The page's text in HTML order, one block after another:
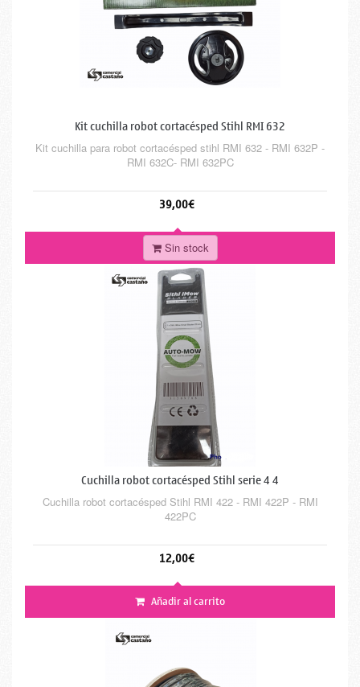
Kit cuchilla robot cortacésped Stihl RMI 632
Kit cuchilla para robot cortacésped stihl RMI 632 - RMI 632P -
RMI 632C- RMI 632PC
39,00€
Sin stock
Cuchilla robot cortacésped Stihl serie 4 4
Cuchilla robot cortacésped Stihl RMI 422 - RMI 422P - RMI
422PC
12,00€
Añadir al carrito